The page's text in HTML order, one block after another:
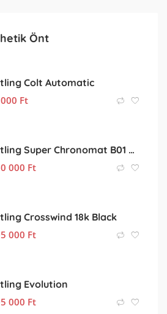
Önt
Colt Automatic
Ft
Breitling Super Chronomat B01 Ceramic
000 Ft
Crosswind 18k Black
000 Ft
Evolution
000 Ft